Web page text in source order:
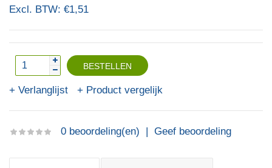
Excl. BTW: €1,51
Verlanglijst Product vergelijk
0 beoordeling(en) | Geef beoordeling